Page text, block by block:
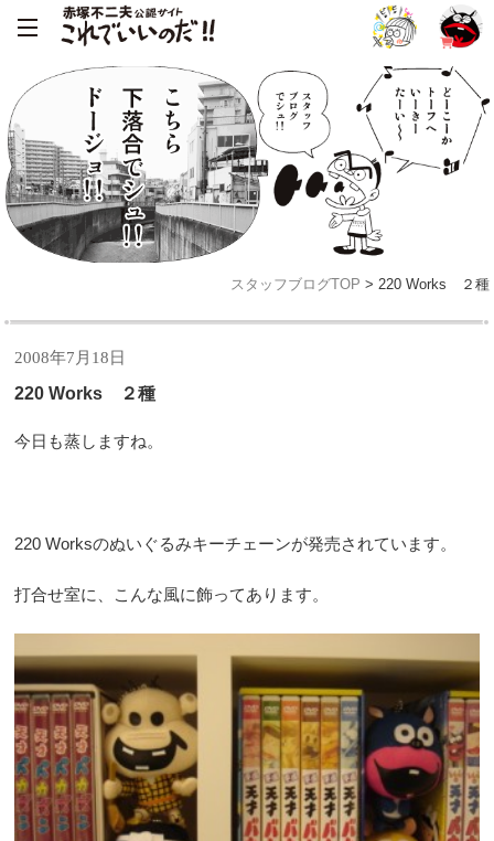
スタッフブログTOP > 220 Works ２種
2008年7月18日
220 Works ２種
今日も蒸しますね。
220 Worksのぬいぐるみキーチェーンが発売されています。
打合せ室に、こんな風に飾ってあります。